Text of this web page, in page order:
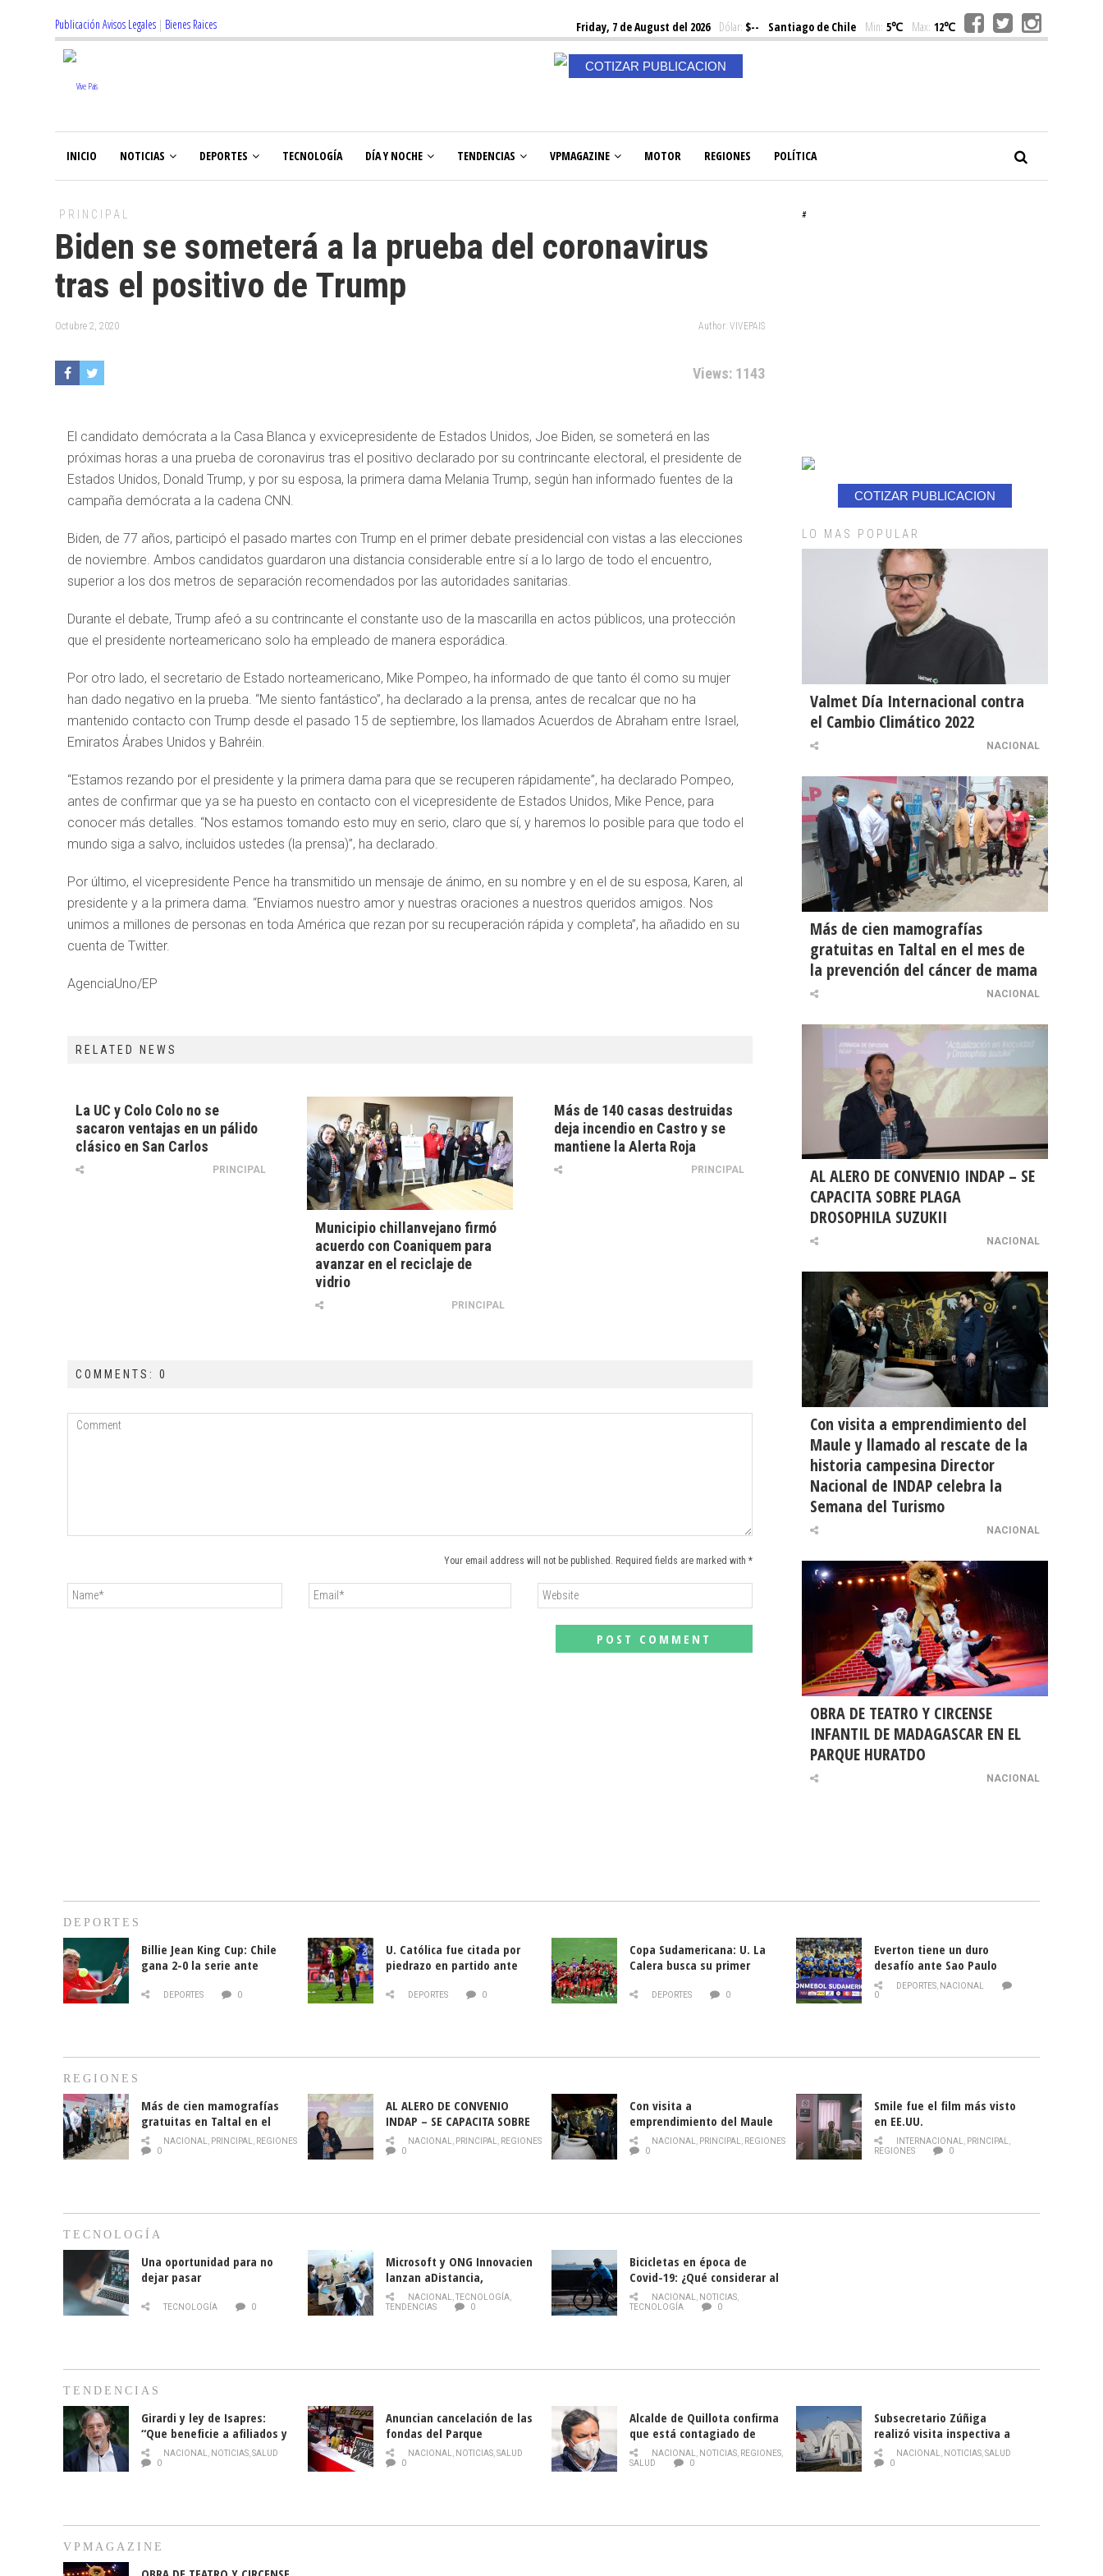
Publicación Avisos Legales | Bienes Raices Friday, 7 de August del 2026Dólar: $-- Santiago de Chile Min: 5℃ Max: 12℃
COTIZAR PUBLICACION
INICIO NOTICIAS DEPORTES TECNOLOGÍA DÍA Y NOCHE TENDENCIAS VPMAGAZINE MOTOR REGIONES POLÍTICA
PRINCIPAL
Biden se someterá a la prueba del coronavirus
tras el positivo de Trump
Octubre 2, 2020 Author: VIVEPAIS
Views: 1143
El candidato demócrata a la Casa Blanca y exvicepresidente de Estados Unidos, Joe Biden, se someterá en las
próximas horas a una prueba de coronavirus tras el positivo declarado por su contrincante electoral, el presidente de
Estados Unidos, Donald Trump, y por su esposa, la primera dama Melania Trump, según han informado fuentes de la
campaña demócrata a la cadena CNN.
Biden, de 77 años, participó el pasado martes con Trump en el primer debate presidencial con vistas a las elecciones
de noviembre. Ambos candidatos guardaron una distancia considerable entre sí a lo largo de todo el encuentro,
superior a los dos metros de separación recomendados por las autoridades sanitarias.
Durante el debate, Trump afeó a su contrincante el constante uso de la mascarilla en actos públicos, una protección
que el presidente norteamericano solo ha empleado de manera esporádica.
Por otro lado, el secretario de Estado norteamericano, Mike Pompeo, ha informado de que tanto él como su mujer
han dado negativo en la prueba. “Me siento fantástico”, ha declarado a la prensa, antes de recalcar que no ha
mantenido contacto con Trump desde el pasado 15 de septiembre, los llamados Acuerdos de Abraham entre Israel,
Emiratos Árabes Unidos y Bahréin.
“Estamos rezando por el presidente y la primera dama para que se recuperen rápidamente”, ha declarado Pompeo,
antes de confirmar que ya se ha puesto en contacto con el vicepresidente de Estados Unidos, Mike Pence, para
conocer más detalles. “Nos estamos tomando esto muy en serio, claro que sí, y haremos lo posible para que todo el
mundo siga a salvo, incluidos ustedes (la prensa)”, ha declarado.
Por último, el vicepresidente Pence ha transmitido un mensaje de ánimo, en su nombre y en el de su esposa, Karen, al
presidente y a la primera dama. “Enviamos nuestro amor y nuestras oraciones a nuestros queridos amigos. Nos
unimos a millones de personas en toda América que rezan por su recuperación rápida y completa”, ha añadido en su
cuenta de Twitter.
AgenciaUno/EP
RELATED NEWS
La UC y Colo Colo no se
sacaron ventajas en un pálido
clásico en San Carlos
PRINCIPAL
Municipio chillanvejano firmó
acuerdo con Coaniquem para
avanzar en el reciclaje de
vidrio
PRINCIPAL
Más de 140 casas destruidas
deja incendio en Castro y se
mantiene la Alerta Roja
PRINCIPAL
COMMENTS: 0
Your email address will not be published. Required fields are marked with *
#
COTIZAR PUBLICACION
LO MAS POPULAR
Valmet Día Internacional contra
el Cambio Climático 2022
NACIONAL
Más de cien mamografías
gratuitas en Taltal en el mes de
la prevención del cáncer de mama
NACIONAL
AL ALERO DE CONVENIO INDAP – SE
CAPACITA SOBRE PLAGA
DROSOPHILA SUZUKII
NACIONAL
Con visita a emprendimiento del
Maule y llamado al rescate de la
historia campesina Director
Nacional de INDAP celebra la
Semana del Turismo
NACIONAL
OBRA DE TEATRO Y CIRCENSE
INFANTIL DE MADAGASCAR EN EL
PARQUE HURATDO
NACIONAL
DEPORTES
Billie Jean King Cup: Chile
gana 2-0 la serie ante
DEPORTES 0
U. Católica fue citada por
piedrazo en partido ante
DEPORTES 0
Copa Sudamericana: U. La
Calera busca su primer
DEPORTES 0
Everton tiene un duro
desafío ante Sao Paulo
DEPORTES, NACIONAL
0
REGIONES
Más de cien mamografías
gratuitas en Taltal en el
mes de la prevención del
cáncer de mama
NACIONAL PRINCIPAL
REGIONES
0
AL ALERO DE CONVENIO
INDAP – SE CAPACITA SOBRE
PLAGA DROSOPHILA SUZUKII
NACIONAL PRINCIPAL
REGIONES
0
Con visita a
emprendimiento del Maule
y llamado al rescate de la
historia campesina Director
NACIONAL PRINCIPAL
REGIONES
0
Smile fue el film más visto
en EE.UU.
INTERNACIONAL PRINCIPAL
REGIONES
0
TECNOLOGÍA
Una oportunidad para no
dejar pasar
TECNOLOGÍA 0
Microsoft y ONG Innovacien
lanzan aDistancia,
plataforma con cursos
gratuitos online sobre
NACIONAL TECNOLOGÍA,
TENDENCIAS
0
Bicicletas en época de
Covid-19: ¿Qué considerar al
momento de conducirlas?
NACIONAL NOTICIAS
TECNOLOGÍA
0
TENDENCIAS
Girardi y ley de Isapres:
“Que beneficie a afiliados y
no legalice el abuso”
NACIONAL NOTICIAS SALUD
0
Anuncian cancelación de las
fondas del Parque
O’Higgins debido al
coronavirus
NACIONAL NOTICIAS, SALUD
0
Alcalde de Quillota confirma
que está contagiado de
COVID-19
NACIONAL NOTICIAS REGIONES
SALUD
0
Subsecretario Zúñiga
realizó visita inspectiva a
Hospital Modular Sótero del
Río
NACIONAL NOTICIAS, SALUD
0
VPMAGAZINE